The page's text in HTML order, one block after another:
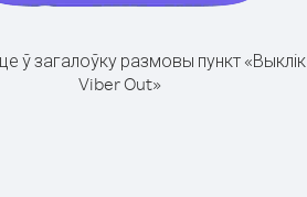
ў загалоўку размовы пункт «Выклік
Viber Out»